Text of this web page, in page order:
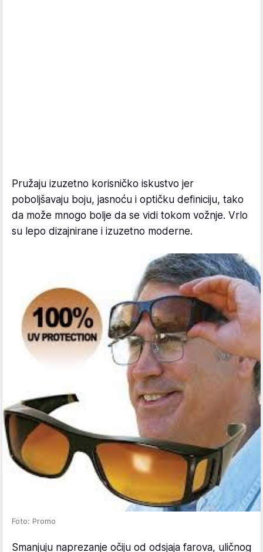
Pružaju izuzetno korisničko iskustvo jer
poboljšavaju boju, jasnoću i optičku definiciju, tako
da može mnogo bolje da se vidi tokom vožnje. Vrlo
su lepo dizajnirane i izuzetno moderne.
Foto: Promo
Smanjuju naprezanje očiju od odsjaja farova, uličnog